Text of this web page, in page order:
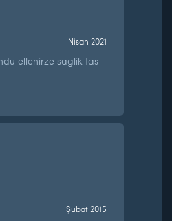
Nisan 2021
ellenirze saglik tas
Şubat 2015